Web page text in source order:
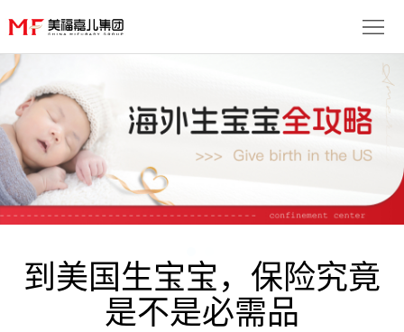
子
优
势
服
务
流
月
子
成
到美国生宝宝，保险究竟
是不是必需品